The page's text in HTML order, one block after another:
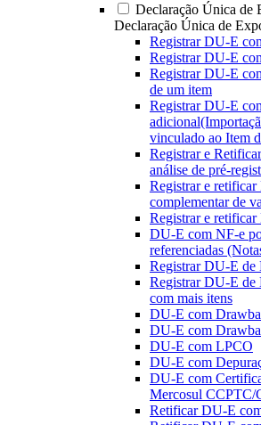
Declaração Única de
Declaração Única de
Registrar DU-E
Registrar DU-E
Registrar DU-E
de um item
Registrar DU-E
vinculado ao Item
Registrar e
análise de pré-
Registrar e
complementar de
Registrar e
DU-E com NF-e
referenciadas
Registrar DU-E de
Registrar DU-E de
com mais itens
DU-E com
DU-E com
DU-E com LPCO
DU-E com
DU-E com
Mercosul
Retificar DU-E